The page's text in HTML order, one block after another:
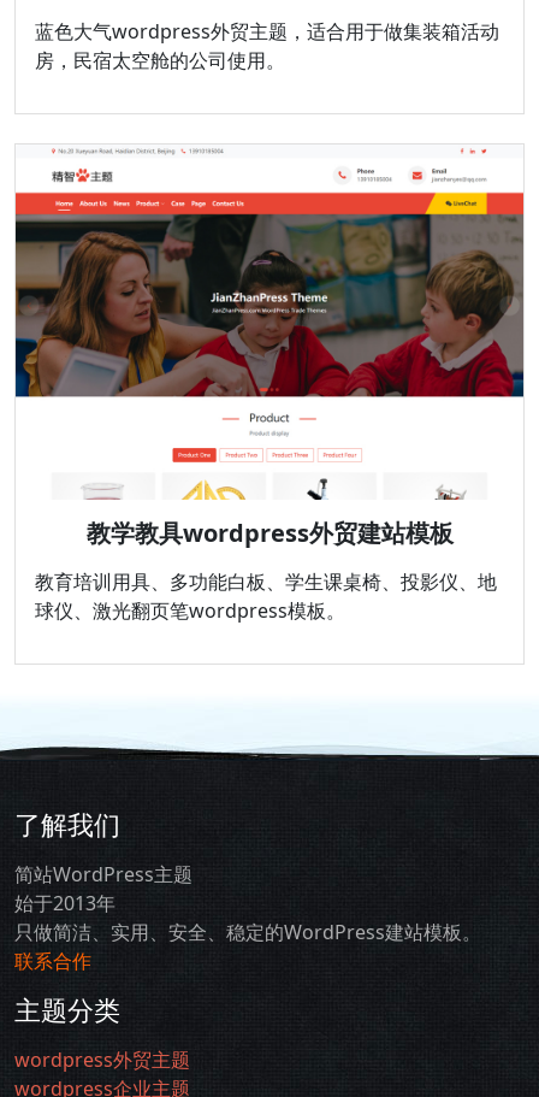
蓝色大气wordpress外贸主题，适合用于做集装箱活动
房，民宿太空舱的公司使用。
教学教具wordpress外贸建站模板
教育培训用具、多功能白板、学生课桌椅、投影仪、地
球仪、激光翻页笔wordpress模板。
了解我们
简站WordPress主题
始于2013年
只做简洁、实用、安全、稳定的WordPress建站模板。
联系合作
主题分类
wordpress外贸主题
wordpress企业主题